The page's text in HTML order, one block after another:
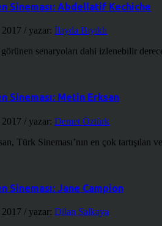
Sineması: Abdellatif Kechiche
2017 / yazar: İlayda Bıyıklı
görünen senaryoları dahi izlenebilir
Sineması: Metin Erksan
2017 / yazar: Demet Öztürk
Türk Sineması’nın en çok
Sineması: Jane Campion
2017 / yazar: Dilan Salkaya